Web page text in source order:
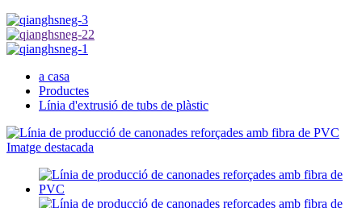
a casa
Productes
Línia d'extrusió de tubs de plàstic